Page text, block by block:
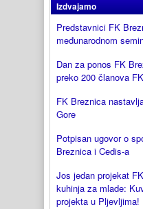
Izdvajamo
Predstavnici FK
međunarodnom
Dan za ponos FK
preko 200 članova
FK Breznica
Gore
Potpisan ugovor o
Breznica i Cedis-a
Jos jedan projekat
kuhinja za mlade:
projekta u Pljevljima!